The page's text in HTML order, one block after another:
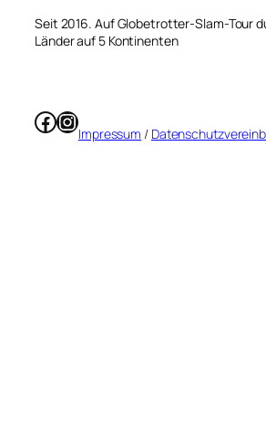
Seit 2016. Auf Globetrotter-Slam-Tour
Länder auf 5 Kontinenten
Facebook
Instagram
Impressum /